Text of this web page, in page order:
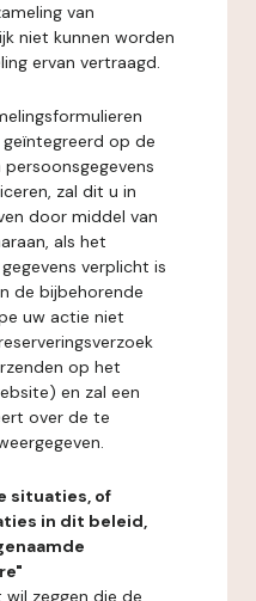
van
niet kunnen worden
ervan vertraagd.
op de
zal dit u in
door middel van
als het
verplicht is
de bijbehorende
uw actie niet
op het
en zal een
over de te
situaties, of
in dit beleid,
wil zeggen die de